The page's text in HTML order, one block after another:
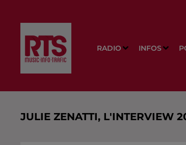
RADIO INFOS
JULIE ZENATTI, L'INTERVIEW